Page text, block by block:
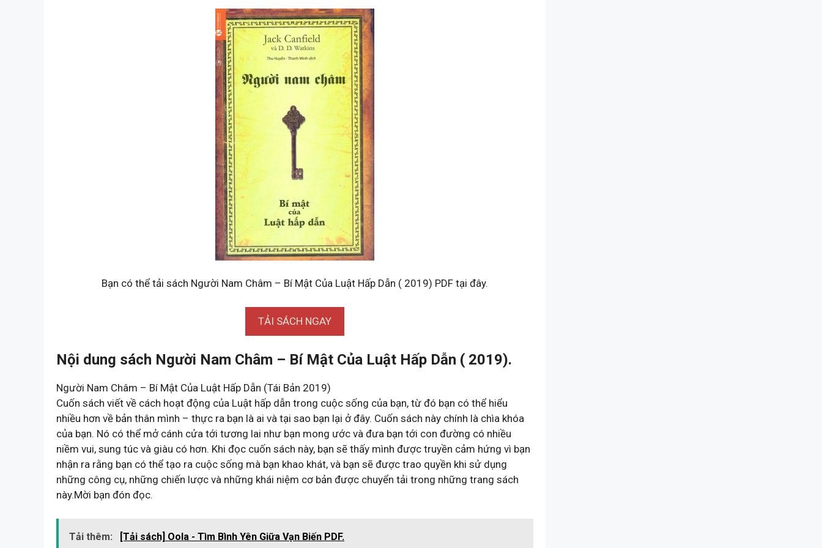
Bạn có thể tải sách Người Nam Châm – Bí Mật Của Luật Hấp Dẫn ( 2019) PDF tại đây.
TẢI SÁCH NGAY
Nội dung sách Người Nam Châm – Bí Mật Của Luật Hấp Dẫn ( 2019).
Người Nam Châm – Bí Mật Của Luật Hấp Dẫn (Tái Bản 2019)
Cuốn sách viết về cách hoạt động của Luật hấp dẫn trong cuộc sống của bạn, từ đó bạn có thể hiểu
nhiều hơn về bản thân mình – thực ra bạn là ai và tại sao bạn lại ở đây. Cuốn sách này chính là chìa khóa
của bạn. Nó có thể mở cánh cửa tới tương lai như bạn mong ước và đưa bạn tới con đường có nhiều
niềm vui, sung túc và giàu có hơn. Khi đọc cuốn sách này, bạn sẽ thấy mình được truyền cảm hứng vì bạn
nhận ra rằng bạn có thể tạo ra cuộc sống mà bạn khao khát, và bạn sẽ được trao quyền khi sử dụng
những công cụ, những chiến lược và những khái niệm cơ bản được chuyển tải trong những trang sách
này.Mời bạn đón đọc.
Tải thêm: [Tải sách] Oola - Tìm Bình Yên Giữa Vạn Biến PDF.